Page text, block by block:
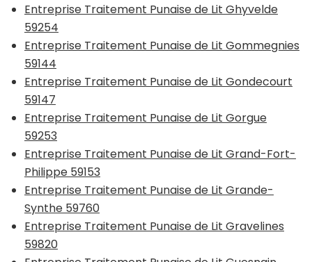
Entreprise Traitement Punaise de Lit Ghyvelde
59254
Entreprise Traitement Punaise de Lit Gommegnies
59144
Entreprise Traitement Punaise de Lit Gondecourt
59147
Entreprise Traitement Punaise de Lit Gorgue
59253
Entreprise Traitement Punaise de Lit Grand-Fort-
Philippe 59153
Entreprise Traitement Punaise de Lit Grande-
Synthe 59760
Entreprise Traitement Punaise de Lit Gravelines
59820